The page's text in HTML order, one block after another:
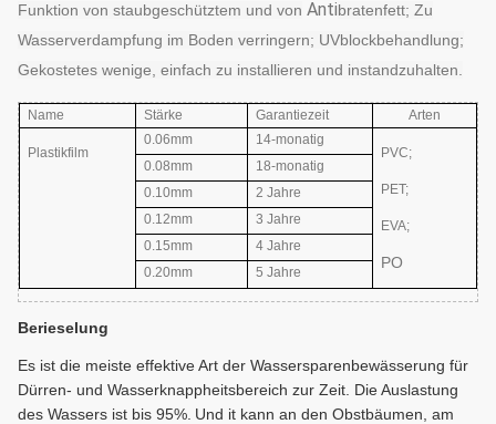
Funktion von staubgeschütztem und von Antibratenfett; Zu
Wasserverdampfung im Boden verringern; UVblockbehandlung;
Gekostetes wenige, einfach zu installieren und instandzuhalten.
Name Stärke Garantiezeit Arten
Plastikfilm
0.06mm
14-monatig
PVC;
PET;
EVA;
PO
0.08mm
18-monatig
0.10mm
2 Jahre
0.12mm
3 Jahre
0.15mm
4 Jahre
0.20mm
5 Jahre
Berieselung
Es ist die meiste effektive Art der Wassersparenbewässerung für
Dürren- und Wasserknappheitsbereich zur Zeit. Die Auslastung
des Wassers ist bis 95%. Und it kann an den Obstbäumen, am